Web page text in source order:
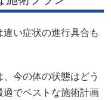
い症状の進行具合も
今の体の状態はどう
でベストな施術計画